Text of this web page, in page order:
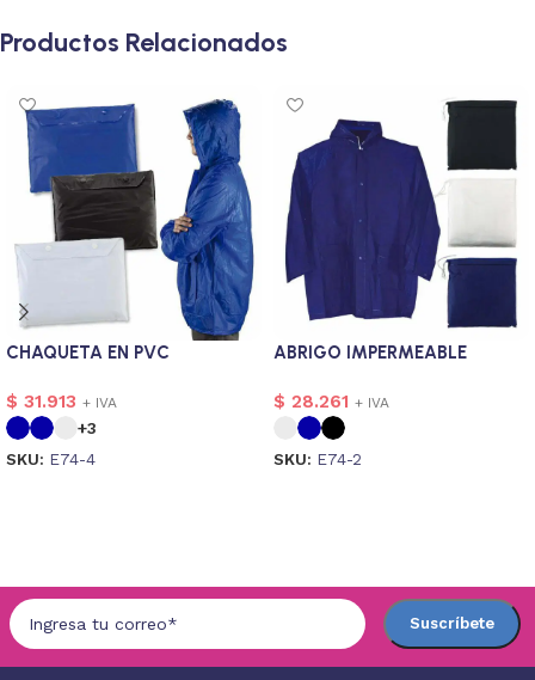
Productos Relacionados
CHAQUETA EN PVC
$ 31.913 + IVA
+3
SKU: E74-4
ABRIGO IMPERMEABLE
$ 28.261 + IVA
SKU: E74-2